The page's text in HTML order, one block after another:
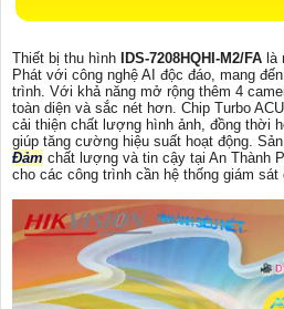
Thiết bị thu hình IDS-7208HQHI-M2/FA là
Phát với công nghệ AI độc đáo, mang
trình. Với khả năng mở rộng thêm 4
toàn diện và sắc nét hơn. Chip Turbo
cải thiện chất lượng hình ảnh, đồng thời
giúp tăng cường hiệu suất hoạt động.
Đảm chất lượng và tin cậy tại An Thành
cho các công trình cần hệ thống giám